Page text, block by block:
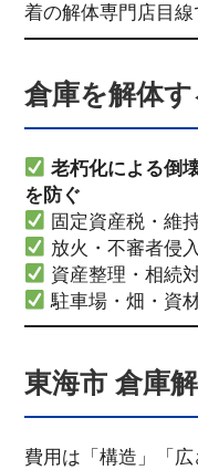
着の解体専門店目線
倉庫を解体
老朽化による倒
を防ぐ
固定資産税・維
放火・不審者侵
資産整理・相続
駐車場・畑・資
東海市 倉庫
費用は「構造」「